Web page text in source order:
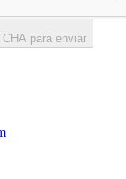
para enviar